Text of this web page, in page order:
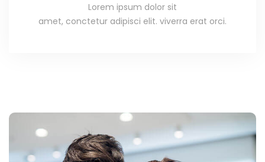
Lorem ipsum dolor sit
amet, conctetur adipisci elit. viverra erat orci.